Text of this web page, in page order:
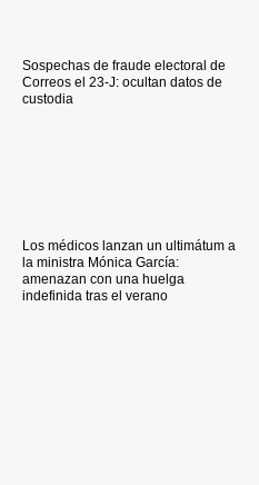
Sospechas de fraude electoral de
Correos el 23-J: ocultan datos de
custodia
Los médicos lanzan un ultimátum a
la ministra Mónica García:
amenazan con una huelga
indefinida tras el verano